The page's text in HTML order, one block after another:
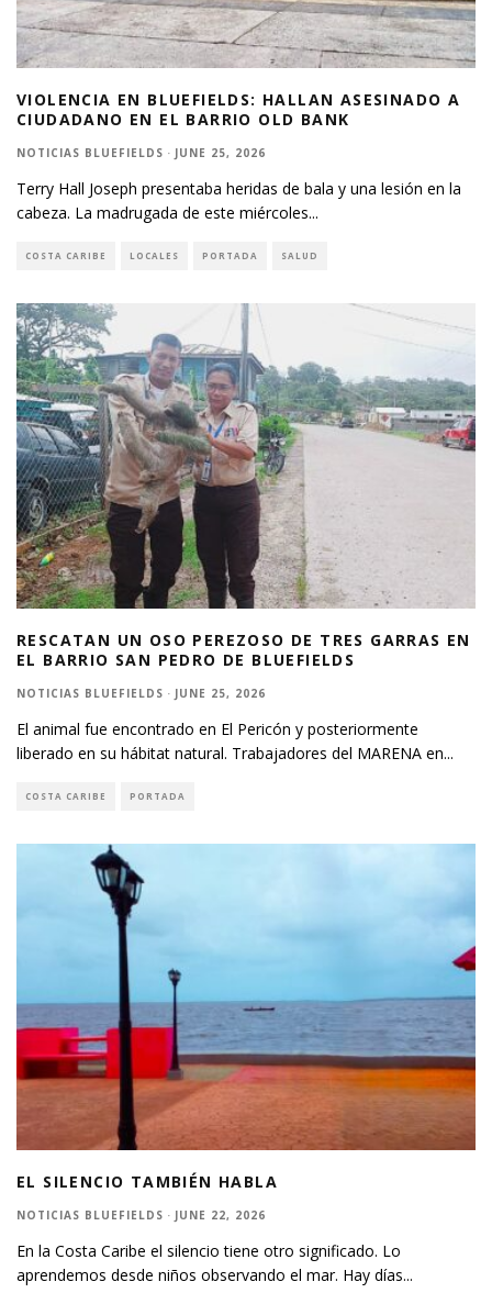
VIOLENCIA EN BLUEFIELDS: HALLAN ASESINADO A
CIUDADANO EN EL BARRIO OLD BANK
NOTICIAS BLUEFIELDS · JUNE 25, 2026
Terry Hall Joseph presentaba heridas de bala y una lesión en la
cabeza. La madrugada de este miércoles...
COSTA CARIBE LOCALES PORTADA SALUD
RESCATAN UN OSO PEREZOSO DE TRES GARRAS EN
EL BARRIO SAN PEDRO DE BLUEFIELDS
NOTICIAS BLUEFIELDS · JUNE 25, 2026
El animal fue encontrado en El Pericón y posteriormente
liberado en su hábitat natural. Trabajadores del MARENA en...
COSTA CARIBE PORTADA
EL SILENCIO TAMBIÉN HABLA
NOTICIAS BLUEFIELDS · JUNE 22, 2026
En la Costa Caribe el silencio tiene otro significado. Lo
aprendemos desde niños observando el mar. Hay días...